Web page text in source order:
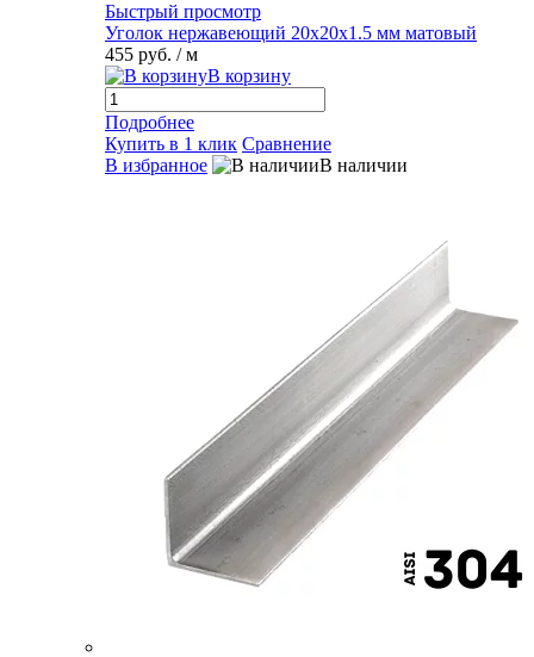
Быстрый просмотр
Уголок нержавеющий 20х20х1.5 мм матовый
455 руб. / м
В корзину
Подробнее
Купить в 1 клик Сравнение
В избранное
В наличии